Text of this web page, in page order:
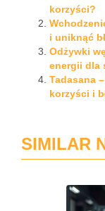
korzyści?
i uniknąć
Odżywki
energii dla
Tadasana
korzyści i
SIMILAR